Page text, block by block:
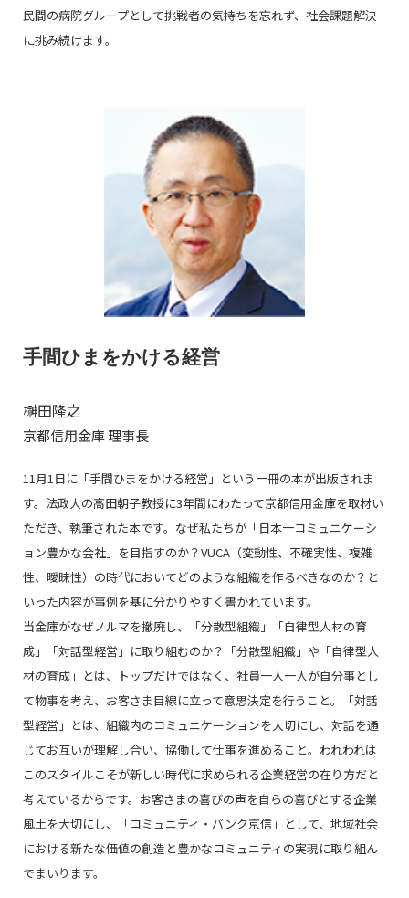
民間の病院グループとして挑戦者の気持ちを忘れず、社会課題解決
に挑み続けます。
手間ひまをかける経営
榊田隆之
京都信用金庫 理事長
11月1日に「手間ひまをかける経営」という一冊の本が出版されま
す。法政大の高田朝子教授に3年間にわたって京都信用金庫を取材い
ただき、執筆された本です。なぜ私たちが「日本一コミュニケーシ
ョン豊かな会社」を目指すのか？VUCA（変動性、不確実性、複雑
性、曖昧性）の時代においてどのような組織を作るべきなのか？と
いった内容が事例を基に分かりやすく書かれています。
当金庫がなぜノルマを撤廃し、「分散型組織」「自律型人材の育
成」「対話型経営」に取り組むのか？「分散型組織」や「自律型人
材の育成」とは、トップだけではなく、社員一人一人が自分事とし
て物事を考え、お客さま目線に立って意思決定を行うこと。「対話
型経営」とは、組織内のコミュニケーションを大切にし、対話を通
じてお互いが理解し合い、協働して仕事を進めること。われわれは
このスタイルこそが新しい時代に求められる企業経営の在り方だと
考えているからです。お客さまの喜びの声を自らの喜びとする企業
風土を大切にし、「コミュニティ・バンク京信」として、地域社会
における新たな価値の創造と豊かなコミュニティの実現に取り組ん
でまいります。